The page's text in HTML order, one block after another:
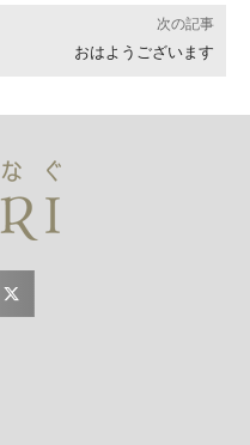
次の記事
おはようございます